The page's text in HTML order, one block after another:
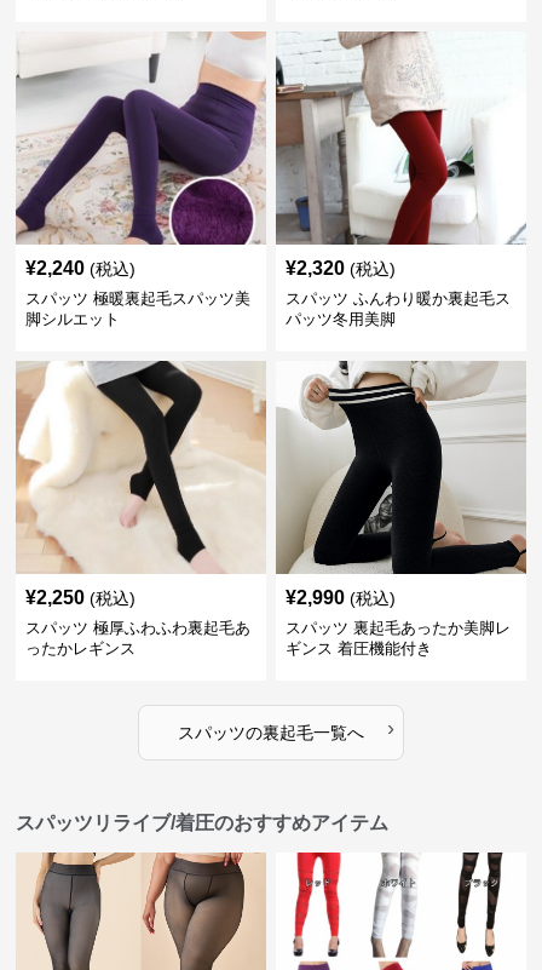
¥2,240 (税込)
スパッツ 極暖裏起毛スパッツ美
脚シルエット
¥2,320 (税込)
スパッツ ふんわり暖か裏起毛ス
パッツ冬用美脚
¥2,250 (税込)
スパッツ 極厚ふわふわ裏起毛あ
ったかレギンス
¥2,990 (税込)
スパッツ 裏起毛あったか美脚レ
ギンス 着圧機能付き
スパッツの裏起毛一覧へ ›
スパッツリライブ/着圧のおすすめアイテム